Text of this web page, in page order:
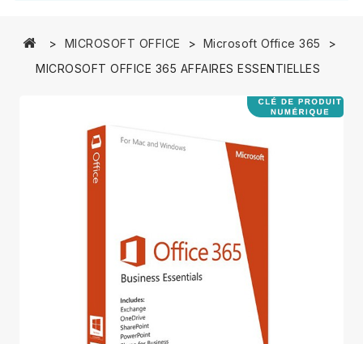
MICROSOFT OFFICE
Microsoft Office 365
MICROSOFT OFFICE 365 AFFAIRES ESSENTIELLES